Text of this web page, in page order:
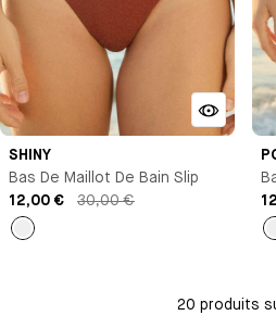
SHINY
Bas De Maillot De Bain Slip
12,00 €
30,00 €
Marron
20 produits